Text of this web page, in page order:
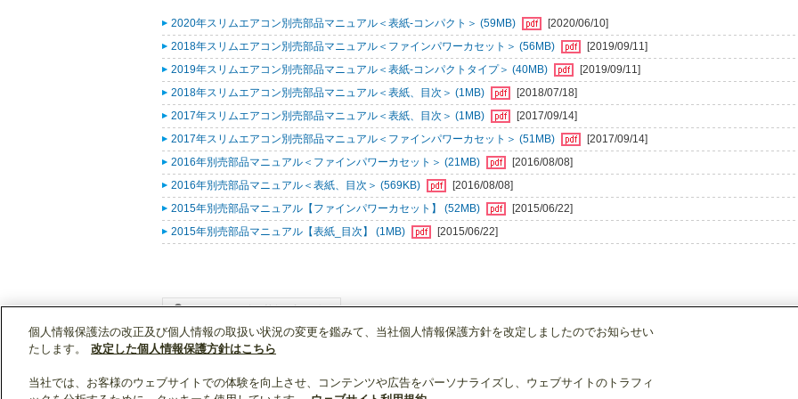
2020年スリムエアコン別売部品マニュアル＜表紙-コンパクト＞ (59MB)
[2020/06/10]
2018年スリムエアコン別売部品マニュアル＜ファインパワーカセット＞ (56MB)
[2019/09/11]
2019年スリムエアコン別売部品マニュアル＜表紙-コンパクトタイプ＞ (40MB)
[2019/09/11]
2018年スリムエアコン別売部品マニュアル＜表紙、目次＞ (1MB)
[2018/07/18]
2017年スリムエアコン別売部品マニュアル＜表紙、目次＞ (1MB)
[2017/09/14]
2017年スリムエアコン別売部品マニュアル＜ファインパワーカセット＞ (51MB)
[2017/09/14]
2016年別売部品マニュアル＜ファインパワーカセット＞ (21MB)
[2016/08/08]
2016年別売部品マニュアル＜表紙、目次＞ (569KB)
[2016/08/08]
2015年別売部品マニュアル【ファインパワーカセット】 (52MB)
[2015/06/22]
2015年別売部品マニュアル【表紙_目次】 (1MB)
[2015/06/22]
WIN2Kトップ 製品情報
個人情報保護法の改正及び個人情報の取扱い状況の変更を鑑みて、当社個人情報保護方針を改定しましたのでお知らせい
たします。
改定した個人情報保護方針はこちら
当社では、お客様のウェブサイトでの体験を向上させ、コンテンツや広告をパーソナライズし、ウェブサイトのトラフィ